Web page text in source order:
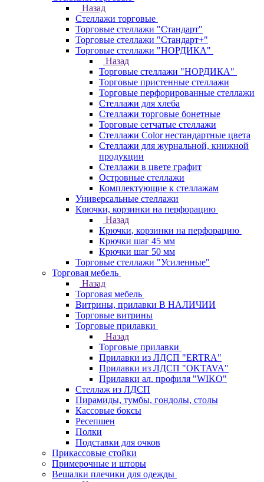
Назад
Стеллажи торговые
Торговые стеллажи "Стандарт"
Торговые стеллажи "Стандарт+"
Торговые стеллажи "НОРДИКА"
Назад
Торговые стеллажи "НОРДИКА"
Торговые пристенные стеллажи
Торговые перфорированные стеллажи
Стеллажи для хлеба
Стеллажи торговые бонетные
Торговые сетчатые стеллажи
Стеллажи Color нестандартные цвета
Стеллажи для журнальной, книжной
продукции
Стеллажи в цвете графит
Островные стеллажи
Комплектующие к стеллажам
Универсальные стеллажи
Крючки, корзинки на перфорацию
Назад
Крючки, корзинки на перфорацию
Крючки шаг 45 мм
Крючки шаг 50 мм
Торговые стеллажи "Усиленные"
Торговая мебель
Назад
Торговая мебель
Витрины, прилавки В НАЛИЧИИ
Торговые витрины
Торговые прилавки
Назад
Торговые прилавки
Прилавки из ЛДСП "ERTRA"
Прилавки из ЛДСП "OKTAVA"
Прилавки ал. профиля "WIKO"
Стеллаж из ЛДСП
Пирамиды, тумбы, гондолы, столы
Кассовые боксы
Ресепшен
Полки
Подставки для очков
Прикассовые стойки
Примерочные и шторы
Вешалки плечики для одежды